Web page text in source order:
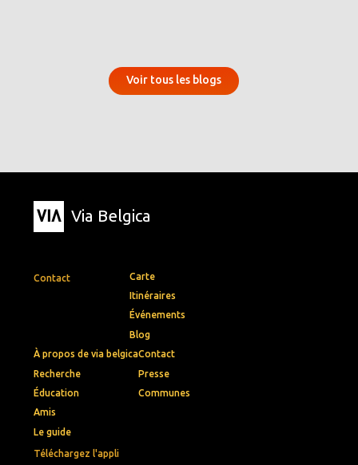
Voir tous les blogs
Via Belgica
Contact
Téléchargez l'appli
Carte
Itinéraires
Événements
Blog
À propos de via belgica
Recherche
Éducation
Amis
Le guide
Contact
Presse
Communes